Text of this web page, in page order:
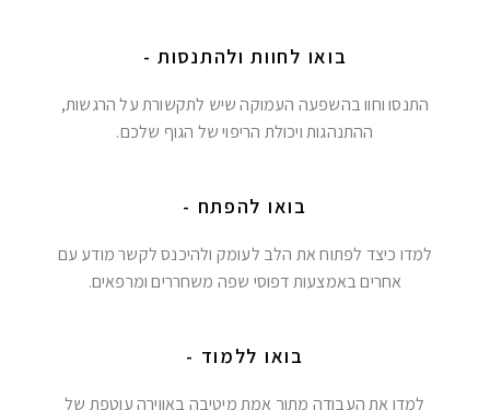
בואו לחוות ולהתנסות -
התנסו וחוו בהשפעה העמוקה שיש לתקשורת על הרגשות,
ההתנהגות ויכולת הריפוי של הגוף שלכם.
בואו להפתח -
למדו כיצד לפתוח את הלב לעומק ולהיכנס לקשר מודע עם
אחרים באמצעות דפוסי שפה משחררים ומרפאים.
בואו ללמוד -
למדו את העבודה מתוך אמת מיטיבה באווירה עוטפת של